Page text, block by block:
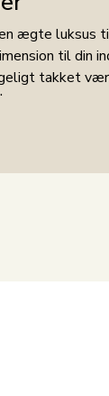
ægte luksus
til din
takket
følelsen af